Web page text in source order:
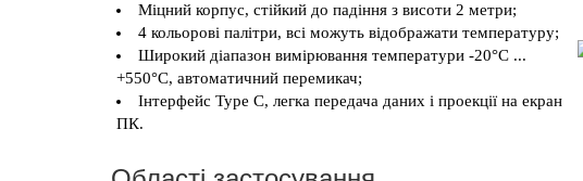
Міцний корпус, стійкий до падіння з висоти 2 метри;
4 кольорові палітри, всі можуть відображати температуру;
Широкий діапазон вимірювання температури -20°C ...
+550°C, автоматичний перемикач;
Інтерфейс Type C, легка передача даних і проекції на екран
ПК.